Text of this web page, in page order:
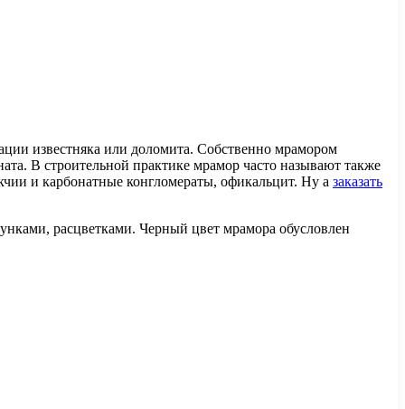
известняка или доломита. Собственно мрамором
В строительной практике мрамор часто называют также
и карбонатные конгломераты, офикальцит. Ну а заказать
расцветками. Черный цвет мрамора обусловлен